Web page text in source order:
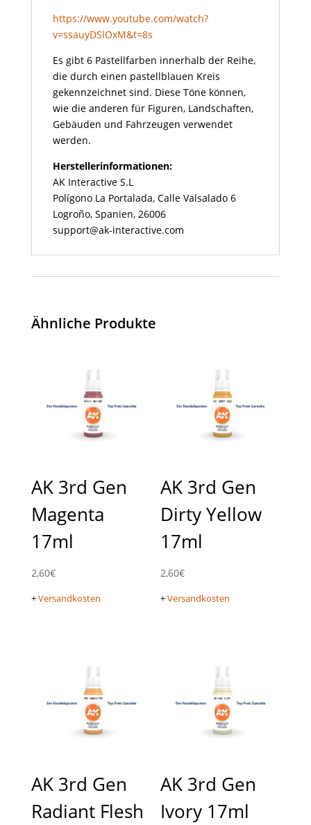
https://www.youtube.com/watch?
v=ssauyDSlOxM&t=8s
Es gibt 6 Pastellfarben innerhalb der Reihe,
die durch einen pastellblauen Kreis
gekennzeichnet sind. Diese Töne können,
wie die anderen für Figuren, Landschaften,
Gebäuden und Fahrzeugen verwendet
werden.
Herstellerinformationen:
AK Interactive S.L
Polígono La Portalada, Calle Valsalado 6
Logroño, Spanien, 26006
support@ak-interactive.com
Ähnliche Produkte
AK 3rd Gen
Magenta
17ml
2,60€
+Versandkosten
AK 3rd Gen
Dirty Yellow
17ml
2,60€
+Versandkosten
AK 3rd Gen
Radiant Flesh
AK 3rd Gen
Ivory 17ml